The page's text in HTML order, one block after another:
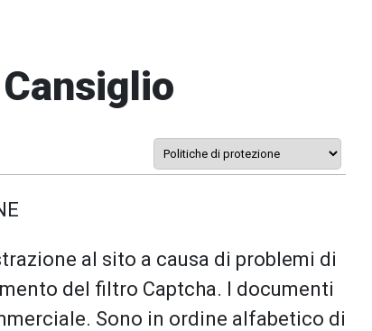
al sito a causa di problemi di
del filtro Captcha. I documenti
Sono in ordine alfabetico di